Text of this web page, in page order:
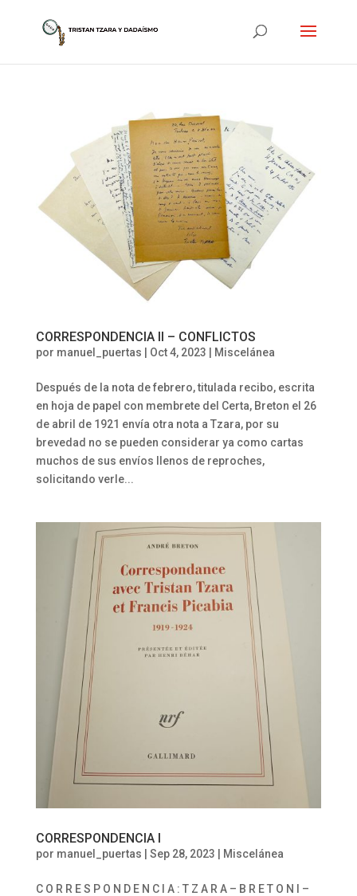
CORRESPONDENCIA II – CONFLICTOS
por manuel_puertas Oct 4, 2023 Miscelánea
Después de la nota de febrero, titulada recibo, escrita
en hoja de papel con membrete del Certa, Breton el 26
de abril de 1921 envía otra nota a Tzara, por su
brevedad no se pueden considerar ya como cartas
muchos de sus envíos llenos de reproches,
solicitando verle...
CORRESPONDENCIA I
por manuel_puertas Sep 28, 2023 Miscelánea
C O R R E S P O N D E N C I A : T Z A R A – B R E T O N I –